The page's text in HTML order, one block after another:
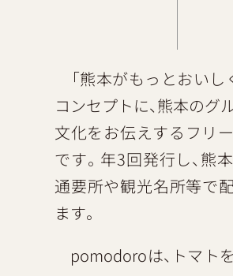
「熊本がもっとおいし
コンセプトに、熊本のグ
文化をお伝えするフリ
です。年3回発行し、熊
通要所や観光名所等で
ます。
pomodoroは、トマト